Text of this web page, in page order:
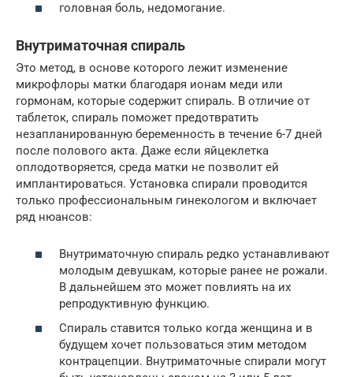
головная боль, недомогание.
Внутриматочная спираль
Это метод, в основе которого лежит изменение
микрофлоры матки благодаря ионам меди или
гормонам, которые содержит спираль. В отличие от
таблеток, спираль поможет предотвратить
незапланированную беременность в течение 6-7 дней
после полового акта. Даже если яйцеклетка
оплодотворяется, среда матки не позволит ей
имплантироваться. Установка спирали проводится
только профессиональным гинекологом и включает
ряд нюансов:
Внутриматочную спираль редко устанавливают
молодым девушкам, которые ранее не рожали.
В дальнейшем это может повлиять на их
репродуктивную функцию.
Спираль ставится только когда женщина и в
будущем хочет пользоваться этим методом
контрацепции. Внутриматочные спирали могут